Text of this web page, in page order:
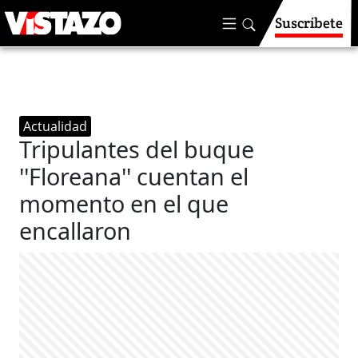
Suscríbete
Actualidad
Tripulantes del buque
''Floreana'' cuentan el
momento en el que
encallaron